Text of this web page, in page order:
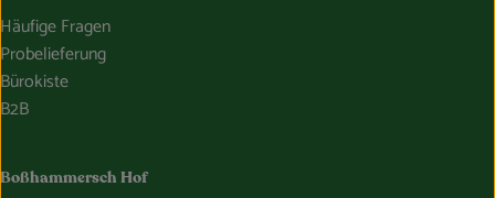
Häufige Fragen
Probelieferung
Bürokiste
B2B
Boßhammersch Hof